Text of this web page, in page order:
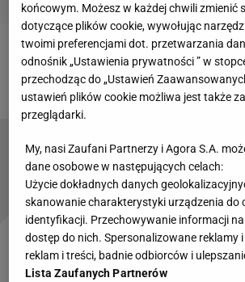
Zobacz wideoKolejny skandal w
reaguje. "Absolutny szok"
Nie oszczędzili nawet kobiet z dziećmi!
Bandycki atak kibiców w Wielkopolsce
[WIDEO]
To była pierwsza porażka Legii z
lat. Ale nawet nie ta statystyka była
końcowym. Możesz w każdej chwili zmienić
dotyczące plików cookie, wywołując
twoimi preferencjami dot. przetwarzania
odnośnik „Ustawienia prywatności ” w
przechodząc do „Ustawień
ustawień plików cookie możliwa jest także
przeglądarki.
My, nasi Zaufani Partnerzy i Agora S.A.
dane osobowe w następujących celach:
Użycie dokładnych danych
skanowanie charakterystyki urządzenia do
identyfikacji. Przechowywanie informacji
dostęp do nich. Spersonalizowane reklamy
reklam i treści, badnie odbiorców i
Lista Zaufanych Partnerów